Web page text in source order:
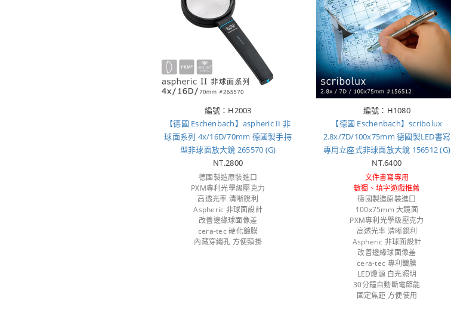
編號：H2003
【德國 Eschenbach】aspheric II 非
球面系列 4x/16D/70mm 德國製手持
型非球面放大鏡 265570 (G)
NT.2800
德國製造原裝進口
PXM專利光學級壓克力
高透光率 清晰銳利
Aspheric 非球面設計
改善邊緣球面像差
cera-tec 硬化鍍膜
內藏穿繩孔 方便頸掛
編號：H1080
【德國 Eschenbach】scribolux
2.8x/7D/100x75mm 德國製LED書寫
專用立座式非球面放大鏡 156512 (G)
NT.6400
文件書寫專用
數獨、填字遊戲推薦
德國製造原裝進口
100x75mm 大鏡面
PXM專利光學級壓克力
高透光率 清晰銳利
Aspheric 非球面設計
改善邊緣球面像差
cera-tec 專利鍍膜
LED燈源 白光照明
30分鐘自動斷電節能
固定焦距 方便使用